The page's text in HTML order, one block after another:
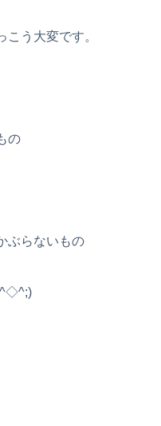
う大変です。
の
ぶらないもの